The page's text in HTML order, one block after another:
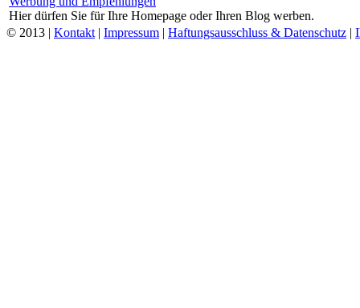
Hier dürfen Sie für Ihre Homepage oder Ihren Blog werben.
© 2013 | Kontakt | Impressum | Haftungsausschluss & Datenschutz |